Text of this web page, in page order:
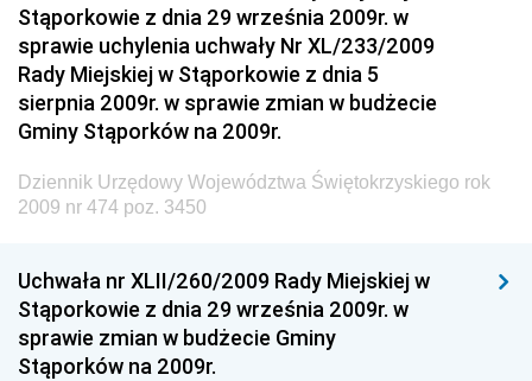
Dziennik Urzędowy Narodowego Banku Polskiego
Dziennik Urzędowy Komendy Głównej Policji
Dziennik Urzędowy Ministra Pracy i Polityki
Społecznej
Dziennik Urzędowy Ministra Transportu, Budownictwa
i Gospodarki Morskiej
Dziennik Urzędowy Ministra Spraw Zagranicznych
Dziennik Urzędowy Centralnego Biura
Antykorupcyjnego
Stąporkowie z dnia 29 września 2009r. w
sprawie uchylenia uchwały Nr XL/233/2009
Rady Miejskiej w Stąporkowie z dnia 5
sierpnia 2009r. w sprawie zmian w budżecie
Gminy Stąporków na 2009r.
Dziennik Urzędowy Województwa Świętokrzyskiego rok
2009 nr 474 poz. 3450
Uchwała nr XLII/260/2009 Rady Miejskiej w
Stąporkowie z dnia 29 września 2009r. w
sprawie zmian w budżecie Gminy
Stąporków na 2009r.